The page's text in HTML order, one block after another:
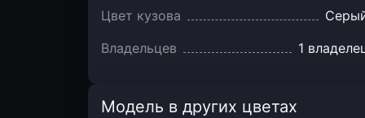
Цвет кузова
Владельцев
1
Модель в других цветах